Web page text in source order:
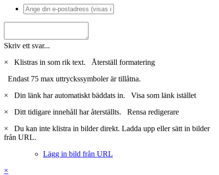
Skriv ett svar...
×
Klistras in som rik text. Återställ formatering
Endast 75 max uttryckssymboler är tillåtna.
×
Din länk har automatiskt bäddats in. Visa som länk istället
×
Ditt tidigare innehåll har återställts. Rensa redigerare
×
Du kan inte klistra in bilder direkt. Ladda upp eller sätt in bilder
från URL.
Lägg in bild från URL
×